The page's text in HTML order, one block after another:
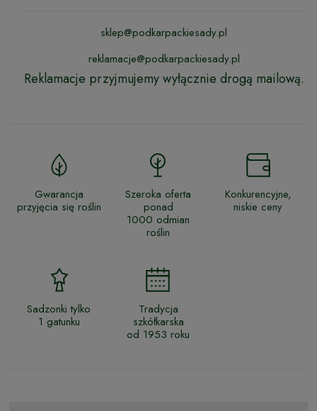
sklep@podkarpackiesady.pl
reklamacje@podkarpackiesady.pl
Reklamacje przyjmujemy wyłącznie drogą mailową.
Gwarancja
przyjęcia się roślin
Szeroka oferta
ponad
1000 odmian
roślin
Konkurencyjne,
niskie ceny
Sadzonki tylko
1 gatunku
Tradycja
szkółkarska
od 1953 roku